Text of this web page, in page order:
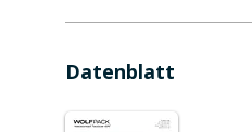
Datenblatt